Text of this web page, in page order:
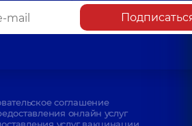
соглашение
онлайн услуг